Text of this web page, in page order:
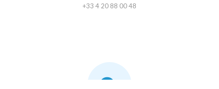
+33 4 20 88 00 48